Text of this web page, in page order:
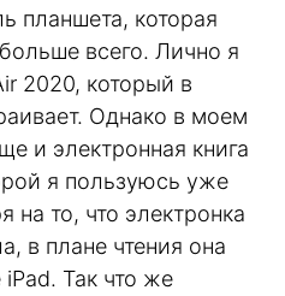
планшета, которая
всего. Лично я
2020, который в
Однако в моем
и электронная книга
я пользуюсь уже
на то, что электронка
в плане чтения она
Так что же